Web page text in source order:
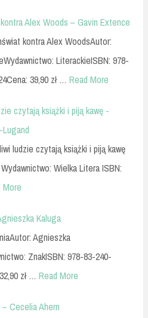
Alex Woods – Gavin Extence
kontra Alex WoodsAutor:
LiterackieISBN: 978-
39,90 zł … Read More
czytają książki i piją kawę -
ludzie czytają książki i piją kawę
Wielka Litera ISBN:
More
Kaluga
Agnieszka
ZnakISBN: 978-83-240-
zł … Read More
Cecelia Ahern